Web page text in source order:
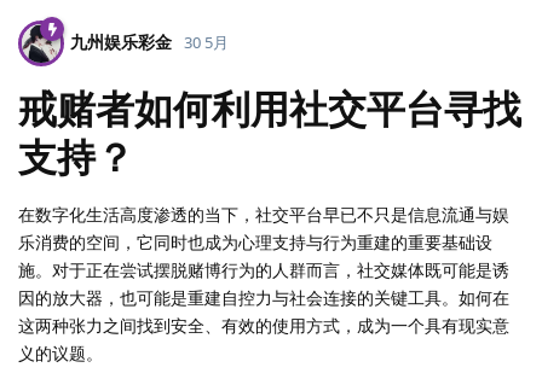
九州娱乐彩金 30 5月
戒赌者如何利用社交平台寻找
支持？
在数字化生活高度渗透的当下，社交平台早已不只是信息流通与娱
乐消费的空间，它同时也成为心理支持与行为重建的重要基础设
施。对于正在尝试摆脱赌博行为的人群而言，社交媒体既可能是诱
因的放大器，也可能是重建自控力与社会连接的关键工具。如何在
这两种张力之间找到安全、有效的使用方式，成为一个具有现实意
义的议题。